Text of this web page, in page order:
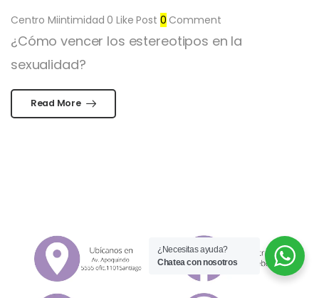
Centro Miintimidad 0 Like Post 0 Comment
¿Cómo vencer los estereotipos en la
sexualidad?
Read More
¿Necesitas ayuda?
Chatea con nosotros